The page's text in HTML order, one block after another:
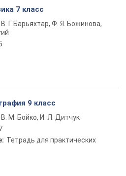
7 класс
В. Г. Барьяхтар, Ф. Я. Божинова,
9 класс
В. М. Бойко, И. Л. Дитчук
Тетрадь для практических